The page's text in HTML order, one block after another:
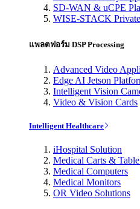
SD-WAN & uCPE
WISE-STACK
แพลตฟอร์ม DSP Processing
Advanced Video
Edge AI Jetson
Intelligent Vision
Video & Vision Cards
Intelligent Healthcare
iHospital Solution
Medical Carts &
Medical Computers
Medical Monitors
OR Video Solutions